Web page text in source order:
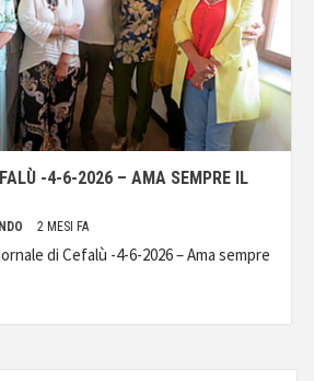
-4-6-2026 – AMA SEMPRE IL
2 MESI FA
di Cefalù -4-6-2026 – Ama sempre